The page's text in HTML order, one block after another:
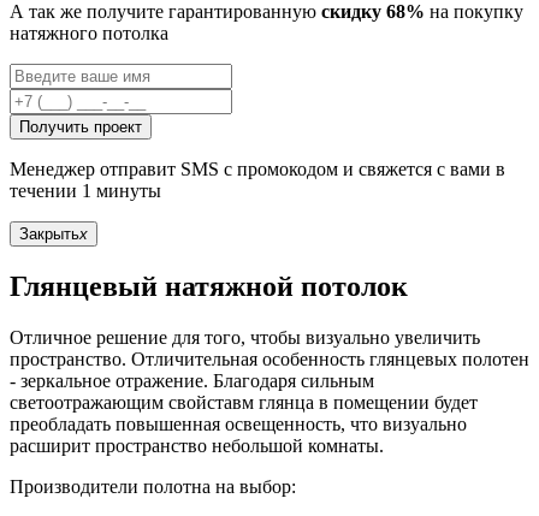
А так же получите гарантированную скидку 68% на покупку
натяжного потолка
Получить проект
Менеджер отправит SMS с промокодом и свяжется с вами в
течении 1 минуты
Закрытьx
Глянцевый натяжной потолок
Отличное решение для того, чтобы визуально увеличить
пространство. Отличительная особенность глянцевых полотен
- зеркальное отражение. Благодаря сильным
светоотражающим свойставм глянца в помещении будет
преобладать повышенная освещенность, что визуально
расширит пространство небольшой комнаты.
Производители полотна на выбор: